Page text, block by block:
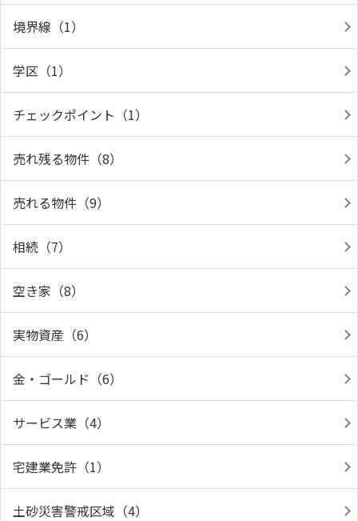
境界線（1）
学区（1）
チェックポイント（1）
売れ残る物件（8）
売れる物件（9）
相続（7）
空き家（8）
実物資産（6）
金・ゴールド（6）
サービス業（4）
宅建業免許（1）
土砂災害警戒区域（4）